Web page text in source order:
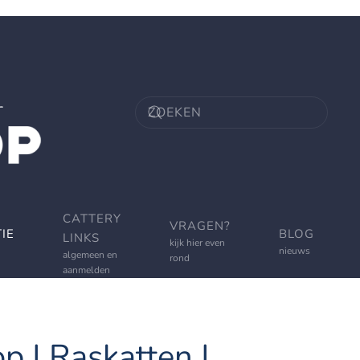
CATTERY
LINKS
algemeen en
aanmelden
VRAGEN?
kijk hier even
rond
BLOG
nieuws